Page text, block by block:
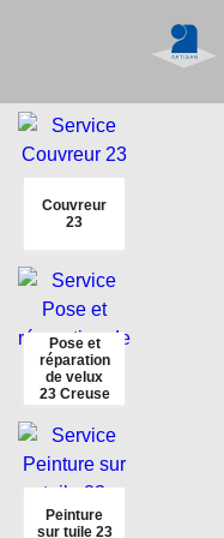
Couvreur
23
Pose et
réparation
de velux
23 Creuse
Peinture
sur tuile 23